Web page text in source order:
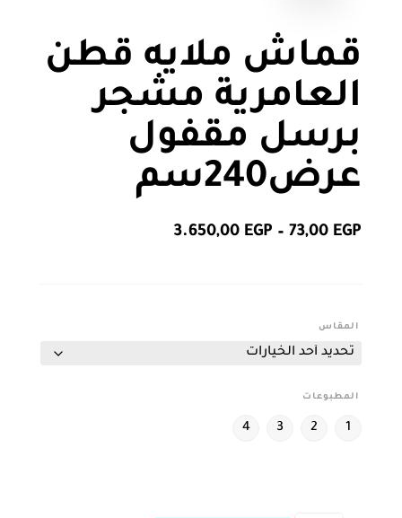
قماش ملايه قطن
العامرية مشجر
برسل مقفول
عرض240سم
73,00 EGP
–
3.650,00 EGP
نطاق
المقاس
المطبوعات
1
2
3
4